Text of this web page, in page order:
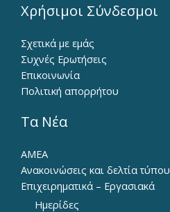
Χρήσιμοι Σύνδεσμοι
Σχετικά με εμάς
Συχνές Ερωτήσεις
Επικοινωνία
Πολιτική απορρήτου
Τα Νέα
ΑΜΕΑ
Ανακοινώσεις και δελτία τύπου
Επιχειρηματικά – Εργασιακά
Ημερίδες